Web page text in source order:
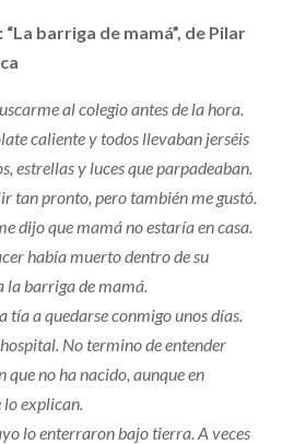
barriga de mamá”, de Pilar
al colegio antes de la hora.
caliente y todos llevaban jerséis
estrellas y luces que parpadeaban.
tan pronto, pero también me gustó.
dijo que mamá no estaría en casa.
había muerto dentro de su
la barriga de mamá.
tía a quedarse conmigo unos días.
No termino de entender
que no ha nacido, aunque en
explican.
lo enterraron bajo tierra. A veces